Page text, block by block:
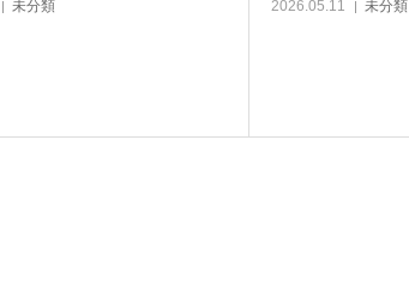
未分類 2026.05.11 未分類